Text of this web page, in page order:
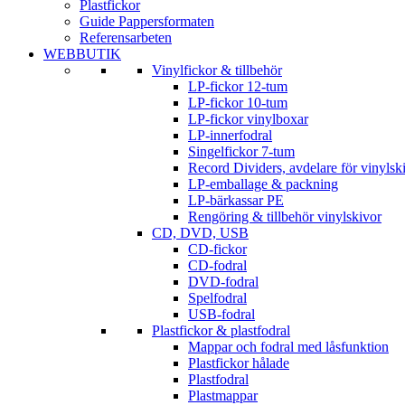
Plastfickor
Guide Pappersformaten
Referensarbeten
WEBBUTIK
Vinylfickor & tillbehör
LP-fickor 12-tum
LP-fickor 10-tum
LP-fickor vinylboxar
LP-innerfodral
Singelfickor 7-tum
Record Dividers, avdelare för
LP-emballage & packning
LP-bärkassar PE
Rengöring & tillbehör vinylskivor
CD, DVD, USB
CD-fickor
CD-fodral
DVD-fodral
Spelfodral
USB-fodral
Plastfickor & plastfodral
Mappar och fodral med låsfunktion
Plastfickor hålade
Plastfodral
Plastmappar